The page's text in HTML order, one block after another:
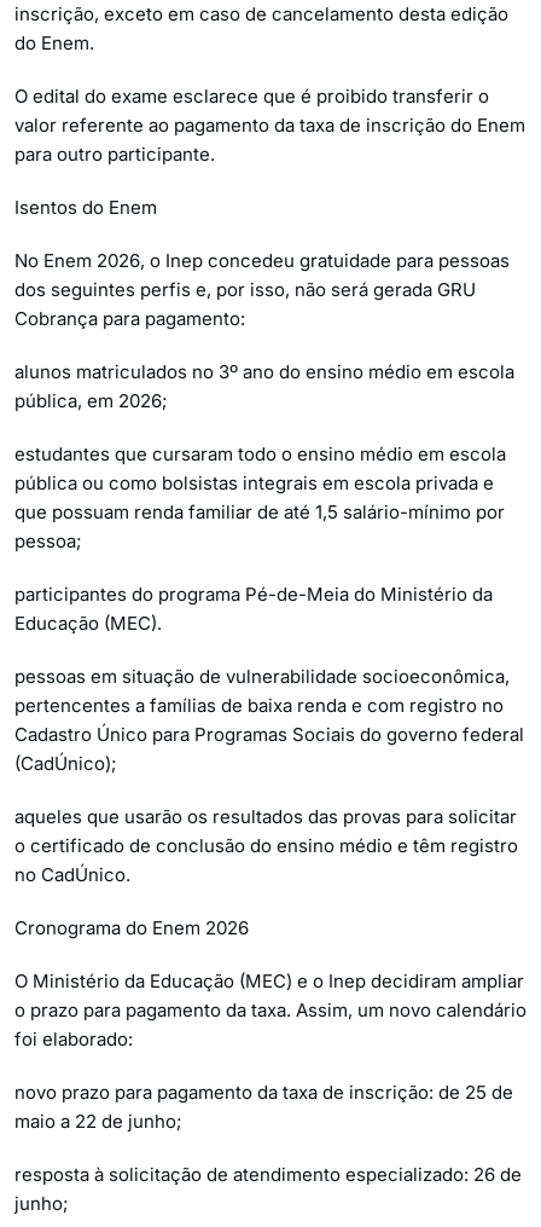
inscrição, exceto em caso de cancelamento desta edição
do Enem.
O edital do exame esclarece que é proibido transferir o
valor referente ao pagamento da taxa de inscrição do Enem
para outro participante.
Isentos do Enem
No Enem 2026, o Inep concedeu gratuidade para pessoas
dos seguintes perfis e, por isso, não será gerada GRU
Cobrança para pagamento:
alunos matriculados no 3º ano do ensino médio em escola
pública, em 2026;
estudantes que cursaram todo o ensino médio em escola
pública ou como bolsistas integrais em escola privada e
que possuam renda familiar de até 1,5 salário-mínimo por
pessoa;
participantes do programa Pé-de-Meia do Ministério da
Educação (MEC).
pessoas em situação de vulnerabilidade socioeconômica,
pertencentes a famílias de baixa renda e com registro no
Cadastro Único para Programas Sociais do governo federal
(CadÚnico);
aqueles que usarão os resultados das provas para solicitar
o certificado de conclusão do ensino médio e têm registro
no CadÚnico.
Cronograma do Enem 2026
O Ministério da Educação (MEC) e o Inep decidiram ampliar
o prazo para pagamento da taxa. Assim, um novo calendário
foi elaborado:
novo prazo para pagamento da taxa de inscrição: de 25 de
maio a 22 de junho;
resposta à solicitação de atendimento especializado: 26 de
junho;